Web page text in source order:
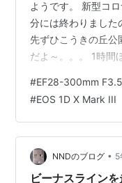
ようです。 新型コ
分には終わりまし
先ずひこうきの丘公
だよ～。。。 1時間
な？！と、さくらの
#EF28-300mm
#EOS 1D X Mark III
NNDのブログ • 5
ビーナスライン